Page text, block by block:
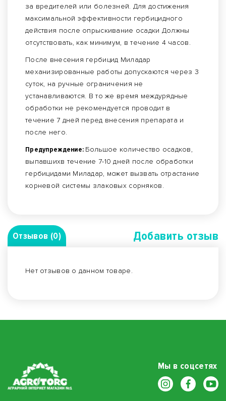
за вредителей или болезней. Для достижения
максимальной эффективности гербицидного
действия после опрыскивание осадки Должны
отсутствовать, как минимум, в течение 4 часов.
После внесения гербицид Миладар
механизированные работы допускаются через 3
суток, на ручные ограничения не
устанавливаются. В то же время междурядные
обработки не рекомендуется проводит в
течение 7 дней перед внесения препарата и
после него.
Предупреждение: Большое количество осадков,
выпавшихв течение 7-10 дней после обработки
гербицидами Миладар, может вызвать отрастание
корневой системы злаковых сорняков.
Отзывов (0) Добавить отзыв
Нет отзывов о данном товаре.
Мы в соцсетях